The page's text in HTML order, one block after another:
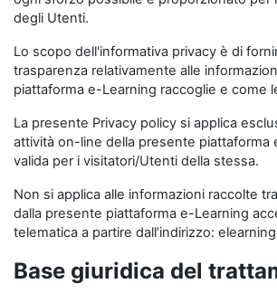
degli Utenti.
Lo scopo dell'informativa privacy è di
trasparenza relativamente alle
piattaforma e-Learning raccoglie e come
La presente Privacy policy si applica
attività on-line della presente piattaforma
valida per i visitatori/Utenti della stessa.
Non si applica alle informazioni raccolte
dalla presente piattaforma e-Learning
telematica a partire dall’indirizzo:
Base giuridica del